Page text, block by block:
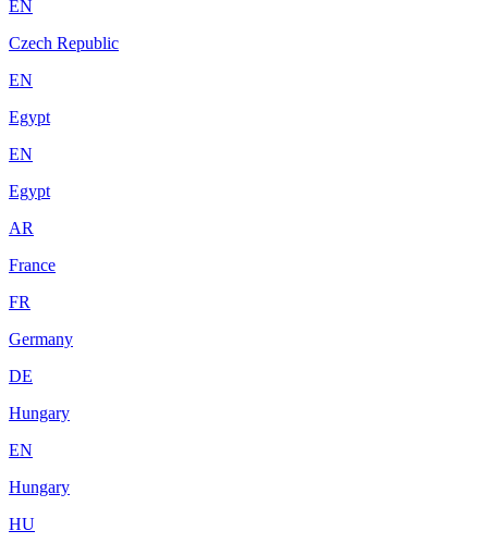
EN
Czech Republic
EN
Egypt
EN
Egypt
AR
France
FR
Germany
DE
Hungary
EN
Hungary
HU